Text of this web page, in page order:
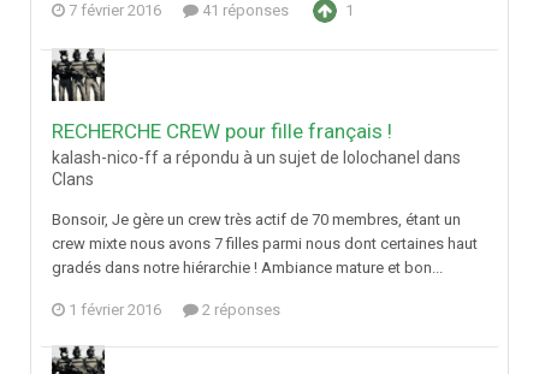
7 février 2016 41 réponses 1
RECHERCHE CREW pour fille français !
kalash-nico-ff a répondu à un sujet de lolochanel dans
Clans
Bonsoir, Je gère un crew très actif de 70 membres, étant un
crew mixte nous avons 7 filles parmi nous dont certaines haut
gradés dans notre hiérarchie ! Ambiance mature et bon...
1 février 2016 2 réponses